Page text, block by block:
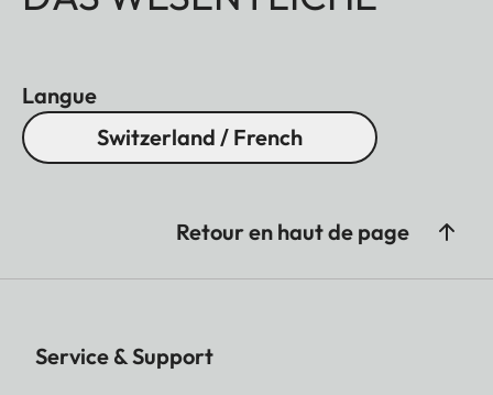
Langue
Switzerland / French
Retour en haut de page
Service & Support